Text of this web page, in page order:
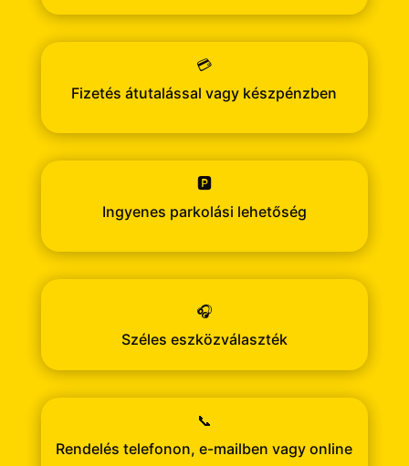
💳
Fizetés átutalással vagy készpénzben
🅿️
Ingyenes parkolási lehetőség
🎧
Széles eszközválaszték
📞
Rendelés telefonon, e-mailben vagy online